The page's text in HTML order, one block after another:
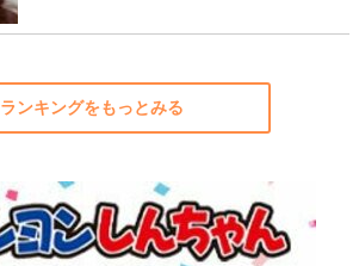
ランキングをもっとみる